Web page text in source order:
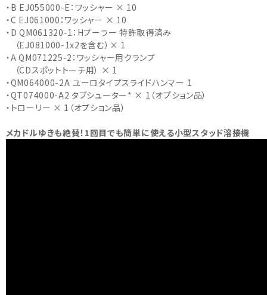
・B EJ055000-E：ワッシャー × 10
・C EJ061000：ワッシャー × 10
・D QM061320-1：Hプーラー 特許取得済み
（EJ081000-1x2を含む）× 1
・A QM071225-2：ワッシャー用クランプ
（CDスポットトーチ用） × 1
・QM064000-2A ユーロタイプスライドハンマー 1
・QT074000-A2 タブシューター* × 1（オプション品）
・トローリー × 1（オプション品）
メカドルゆきも絶賛！1回目でも簡単に使える小型スタッド溶接機